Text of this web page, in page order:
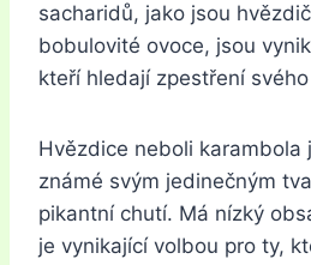
sacharidů, jako jsou
bobulovité ovoce, jsou
kteří hledají zpestření
Hvězdice neboli karambola
známé svým jedinečným
pikantní chutí. Má nízký
je vynikající volbou pro ty,